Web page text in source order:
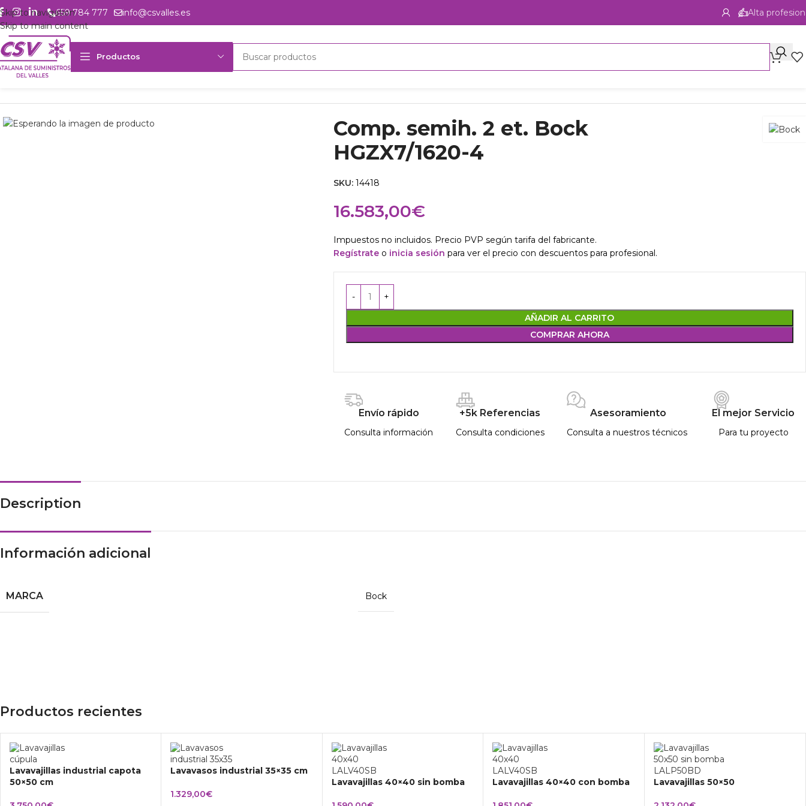
Skip to navigation
Skip to main content
659 784 777 info@csvalles.es Alta
Productos
Inicio Productos
Comp. semih. 2 et. Bock
HGZX7/1620-4
SKU: 14418
16.583,00€
Impuestos no incluidos. Precio PVP según tarifa del fabricante.
Regístrateo inicia sesión para ver el precio con descuentos para profesional.
AÑADIR AL CARRITO
COMPRAR AHORA
Envío rápido
Consulta información
+5k Referencias
Consulta condiciones
Asesoramiento
Consulta a nuestros técnicos
El mejor Servicio
Para tu proyecto
Description
Información adicional
MARCA Bock
Productos recientes
Lavavajillas industrial capota
50×50 cm
Lavavasos industrial 35×35 cm
1.329,00€
Lavavajillas 40×40 sin bomba Lavavajillas 40×40 con bomba Lavavajillas 50×50